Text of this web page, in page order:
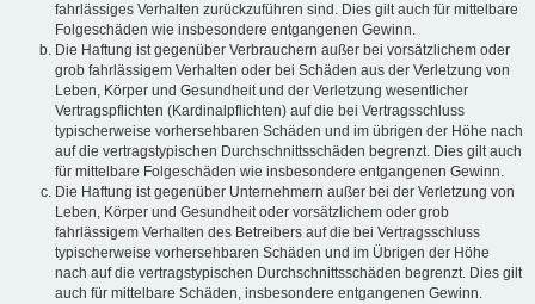
fahrlässiges Verhalten zurückzuführen sind. Dies gilt auch für mittelbare
Folgeschäden wie insbesondere entgangenen Gewinn.
Die Haftung ist gegenüber Verbrauchern außer bei vorsätzlichem oder
grob fahrlässigem Verhalten oder bei Schäden aus der Verletzung von
Leben, Körper und Gesundheit und der Verletzung wesentlicher
Vertragspflichten (Kardinalpflichten) auf die bei Vertragsschluss
typischerweise vorhersehbaren Schäden und im übrigen der Höhe nach
auf die vertragstypischen Durchschnittsschäden begrenzt. Dies gilt auch
für mittelbare Folgeschäden wie insbesondere entgangenen Gewinn.
Die Haftung ist gegenüber Unternehmern außer bei der Verletzung von
Leben, Körper und Gesundheit oder vorsätzlichem oder grob
fahrlässigem Verhalten des Betreibers auf die bei Vertragsschluss
typischerweise vorhersehbaren Schäden und im Übrigen der Höhe
nach auf die vertragstypischen Durchschnittsschäden begrenzt. Dies gilt
auch für mittelbare Schäden, insbesondere entgangenen Gewinn.